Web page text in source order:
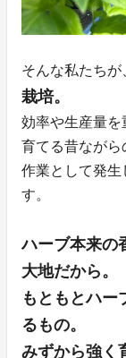
そんな私たちが
栽培。
効率や生産量
育てる昔なが
作業として発生
す。
ハーブ本来の
大地だから。
もともとハー
るもの。
みずから強く